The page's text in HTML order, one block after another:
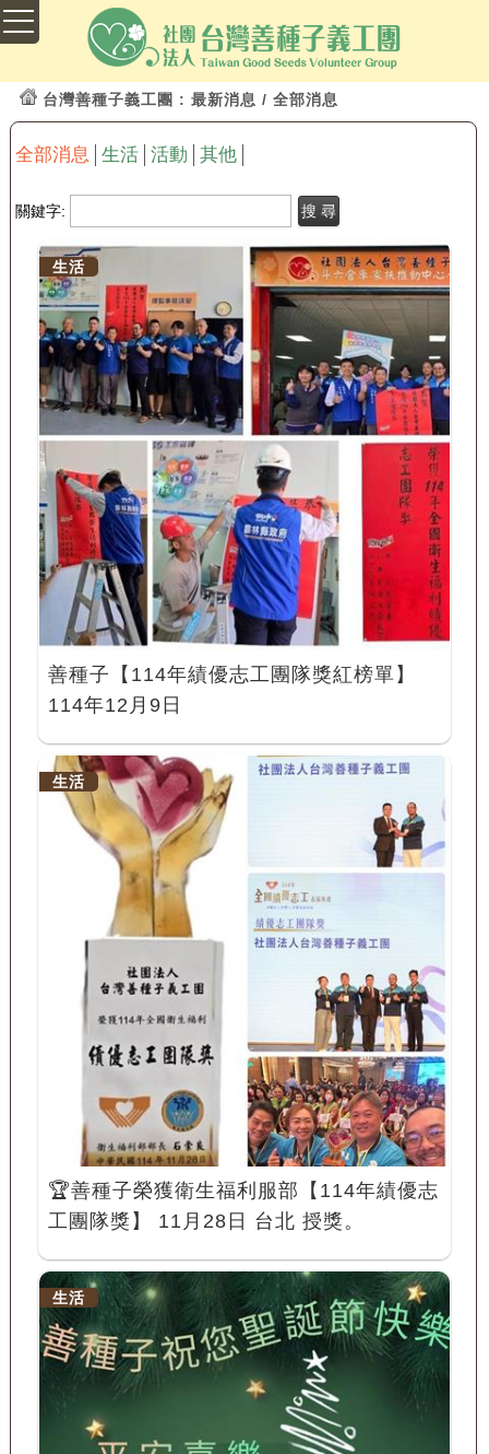
台灣善種子義工團 : 最新消息 / 全部消息
全部消息 生活 活動 其他
關鍵字:
生活
善種子【114年績優志工團隊獎紅榜單】
114年12月9日
生活
🏆善種子榮獲衛生福利服部【114年績優志
工團隊獎】 11月28日 台北 授獎。
生活